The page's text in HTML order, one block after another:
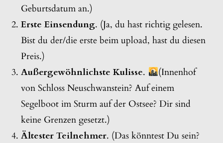
Geburtsdatum an.)
Erste Einsendung. (Ja, du hast richtig gelesen.
Bist du der/die erste beim upload, hast du diesen
Preis.)
Außergewöhnlichste Kulisse.
(Innenhof
von Schloss Neuschwanstein? Auf einem
Segelboot im Sturm auf der Ostsee? Dir sind
keine Grenzen gesetzt.)
Ältester Teilnehmer. (Das könntest Du sein?